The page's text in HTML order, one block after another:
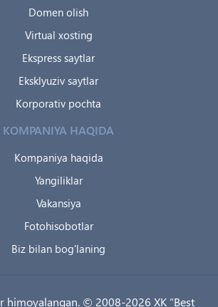
Domen olish
Virtual xosting
Ekspress saytlar
Eksklyuziv saytlar
Korporativ pochta
KOMPANIYA HAQIDA
Kompaniya haqida
Yangiliklar
Vakansiya
Fotohisobotlar
Biz bilan bog'laning
himoyalangan. © 2008-2026 XK “Best